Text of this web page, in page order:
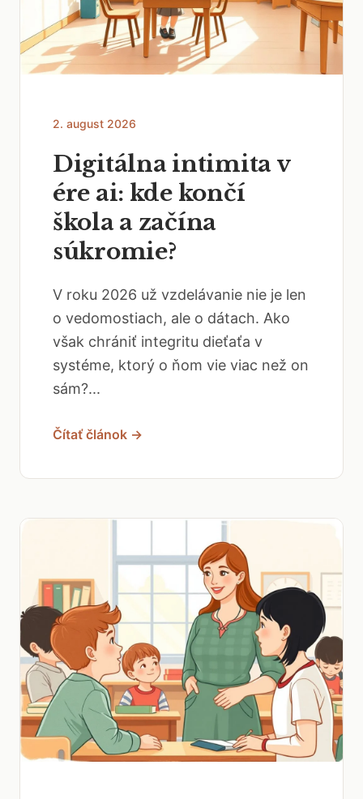
2. august 2026
Digitálna intimita v
ére ai: kde končí
škola a začína
súkromie?
V roku 2026 už vzdelávanie nie je len
o vedomostiach, ale o dátach. Ako
však chrániť integritu dieťaťa v
systéme, ktorý o ňom vie viac než on
sám?...
Čítať článok →